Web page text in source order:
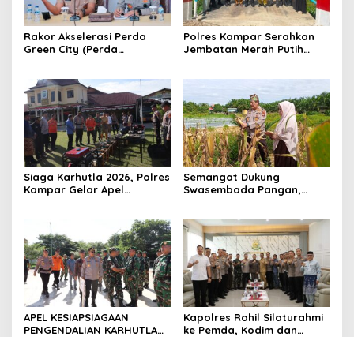
Rakor Akselerasi Perda
Green City (Perda
Lingkungan Hidup Kota
Pekanbaru dan Tim Pakar
Polres Kampar Serahkan
Jembatan Merah Putih
Siaga Karhutla 2026, Polres
Kampar Gelar Apel
Semangat Dukung
Swasembada Pangan,
Sendayan
APEL KESIAPSIAGAAN
PENGENDALIAN KARHUTLA
Kapolres Rohil Silaturahmi
ke Pemda, Kodim dan